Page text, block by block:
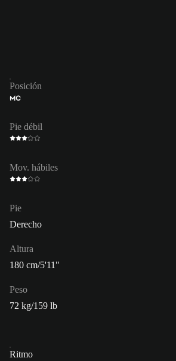
Posición
MC
Pie débil
Mov. hábiles
Pie
Derecho
Altura
180 cm/5'11"
Peso
72 kg/159 lb
Ritmo